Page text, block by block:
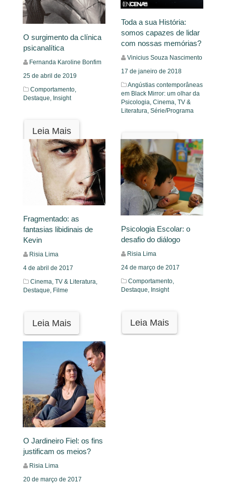
O surgimento da clínica
psicanalítica
Fernanda Karoline Bonfim
25 de abril de 2019
Comportamento,
Destaque, Insight
Leia Mais
Toda a sua História:
somos capazes de lidar
com nossas memórias?
Vinicius Souza Nascimento
17 de janeiro de 2018
Angústias contemporâneas
em Black Mirror: um olhar da
Psicologia, Cinema, TV &
Literatura, Série/Programa
Leia Mais
Fragmentado: as
fantasias libidinais de
Kevin
Risia Lima
4 de abril de 2017
Cinema, TV & Literatura,
Destaque, Filme
Leia Mais
Psicologia Escolar: o
desafio do diálogo
Risia Lima
24 de março de 2017
Comportamento,
Destaque, Insight
Leia Mais
O Jardineiro Fiel: os fins
justificam os meios?
Risia Lima
20 de março de 2017